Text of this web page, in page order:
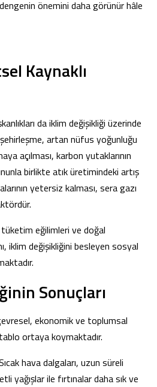
önemini daha görünür hâle
Kaynaklı
da iklim değişikliği üzerinde
artan nüfus yoğunluğu
açılması, karbon yutaklarının
birlikte atık üretimindeki artış
yetersiz kalması, sera gazı
eğilimleri ve doğal
iklim değişikliğini besleyen sosyal
Sonuçları
ekonomik ve toplumsal
ortaya koymaktadır.
hava dalgaları, uzun süreli
yağışlar ile fırtınalar daha sık ve